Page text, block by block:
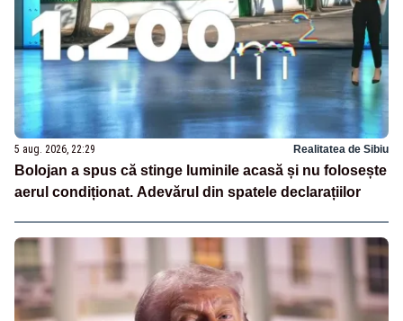
5 aug. 2026, 22:29 Realitatea de Sibiu
Bolojan a spus că stinge luminile acasă și nu folosește
aerul condiționat. Adevărul din spatele declarațiilor